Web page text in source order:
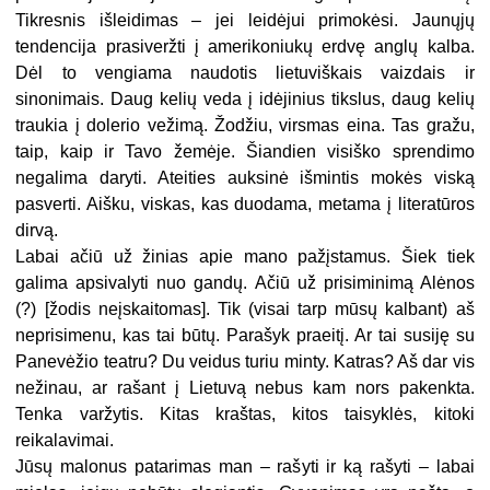
Tikresnis išleidimas – jei leidėjui primokėsi. Jaunųjų
tendencija prasiveržti į amerikoniukų erdvę anglų kalba.
Dėl to vengiama naudotis lietuviškais vaizdais ir
sinonimais. Daug kelių veda į idėjinius tikslus, daug kelių
traukia į dolerio vežimą. Žodžiu, virsmas eina. Tas gražu,
taip, kaip ir Tavo žemėje. Šiandien visiško sprendimo
negalima daryti. Ateities auksinė išmintis mokės viską
pasverti. Aišku, viskas, kas duodama, metama į literatūros
dirvą.
Labai ačiū už žinias apie mano pažįstamus. Šiek tiek
galima apsivalyti nuo gandų. Ačiū už prisiminimą Alėnos
(?) [žodis neįskaitomas]. Tik (visai tarp mūsų kalbant) aš
neprisimenu, kas tai būtų. Parašyk praeitį. Ar tai susiję su
Panevėžio teatru? Du veidus turiu minty. Katras? Aš dar vis
nežinau, ar rašant į Lietuvą nebus kam nors pakenkta.
Tenka varžytis. Kitas kraštas, kitos taisyklės, kitoki
reikalavimai.
Jūsų malonus patarimas man – rašyti ir ką rašyti – labai